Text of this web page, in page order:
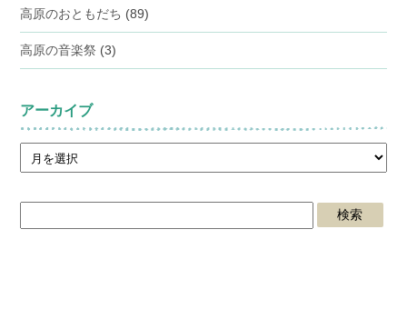
高原のおともだち (89)
高原の音楽祭 (3)
アーカイブ